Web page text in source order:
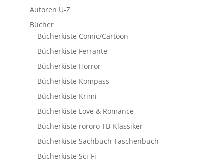
Autoren U-Z
Bücher
Bücherkiste Comic/Cartoon
Bücherkiste Ferrante
Bücherkiste Horror
Bücherkiste Kompass
Bücherkiste Krimi
Bücherkiste Love & Romance
Bücherkiste rororo TB-Klassiker
Bücherkiste Sachbuch Taschenbuch
Bücherkiste Sci-Fi